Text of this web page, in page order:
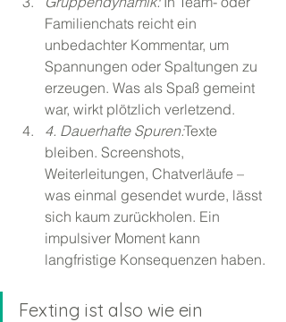
Familienchats reicht ein
unbedachter Kommentar, um
Spannungen oder Spaltungen zu
erzeugen. Was als Spaß gemeint
war, wirkt plötzlich verletzend.
4. Dauerhafte Spuren:Texte
bleiben. Screenshots,
Weiterleitungen, Chatverläufe –
was einmal gesendet wurde, lässt
sich kaum zurückholen. Ein
impulsiver Moment kann
langfristige Konsequenzen haben.
Fexting ist also wie ein